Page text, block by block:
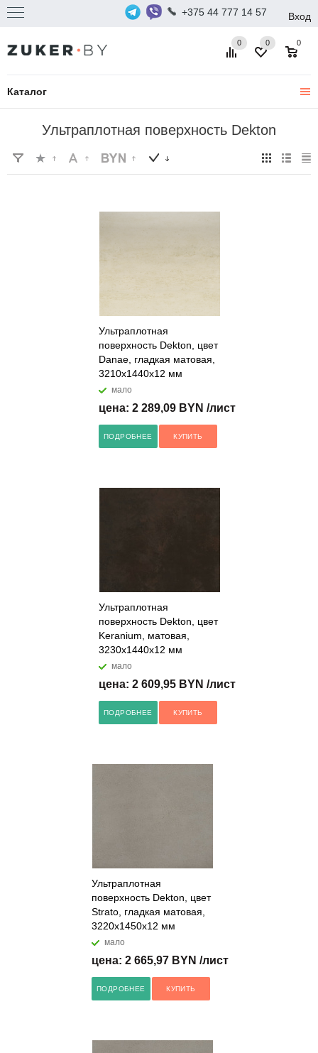
+375 44 777 14 57 Вход
Каталог
0 0
0
Ультраплотная поверхность Dekton
Ультраплотная
поверхность Dekton, цвет
Danae, гладкая матовая,
3210x1440x12 мм
мало
цена: 2 289,09 BYN /лист
ПОДРОБНЕЕ КУПИТЬ
Ультраплотная
поверхность Dekton, цвет
Keranium, матовая,
3230x1440x12 мм
мало
цена: 2 609,95 BYN /лист
ПОДРОБНЕЕ КУПИТЬ
Ультраплотная
поверхность Dekton, цвет
Strato, гладкая матовая,
3220x1450x12 мм
мало
цена: 2 665,97 BYN /лист
ПОДРОБНЕЕ КУПИТЬ